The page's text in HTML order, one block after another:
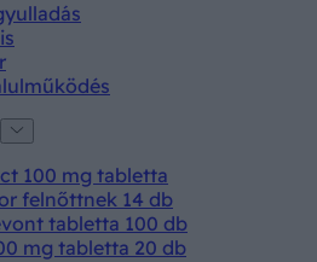
100 mg tabletta
felnőttnek 14 db
tabletta 100 db
mg tabletta 20 db